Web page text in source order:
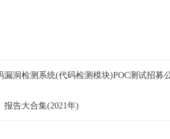
洞检测系统(代码检测模块)POC测试招募
告大合集(2021年)